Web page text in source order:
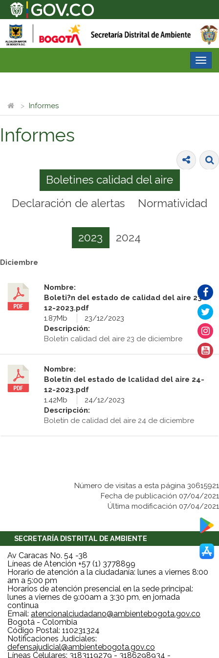
Informes
Informes
Boletines calidad del aire
Declaración de alertas
Normatividad
2023 2024
Diciembre
Nombre:
Boleti?n del estado de calidad del aire 23-
12-2023.pdf
1.87Mb
23/12/2023
Descripción:
Boletín calidad del aire 23 de diciembre
Nombre:
Boletín del estado de lcalidad del aire 24-
12-2023.pdf
1.42Mb
24/12/2023
Descripción:
Boletín de calidad del aire 24 de diciembre
Número de visitas a esta página 30615921
Fecha de publicación 07/04/2021
Última modificación 07/04/2021
SECRETARÍA DISTRITAL DE AMBIENTE
Av Caracas No. 54 -38
Líneas de Atención +57 (1) 3778899
Horario de atención a la ciudadanía: lunes a viernes 8:00
am a 5:00 pm
Horarios de atención presencial en la sede principal:
lunes a viernes de 9:00am a 3:30 pm, en jornada
continua
Email: atencionalciudadano@ambientebogota.gov.co
Bogotá - Colombia
Código Postal: 110231324
Notificaciones Judiciales:
defensajudicial@ambientebogota.gov.co
Líneas Celulares: 3183119279 - 3186298934 -